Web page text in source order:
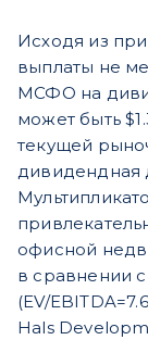
Исходя из
выплаты не
МСФО на
может быть
текущей
дивидендная
офисной
в сравнении
(EV/
Hals